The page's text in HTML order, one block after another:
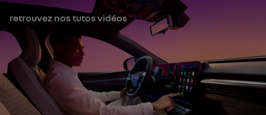
retrouvez nos tutos vidéos